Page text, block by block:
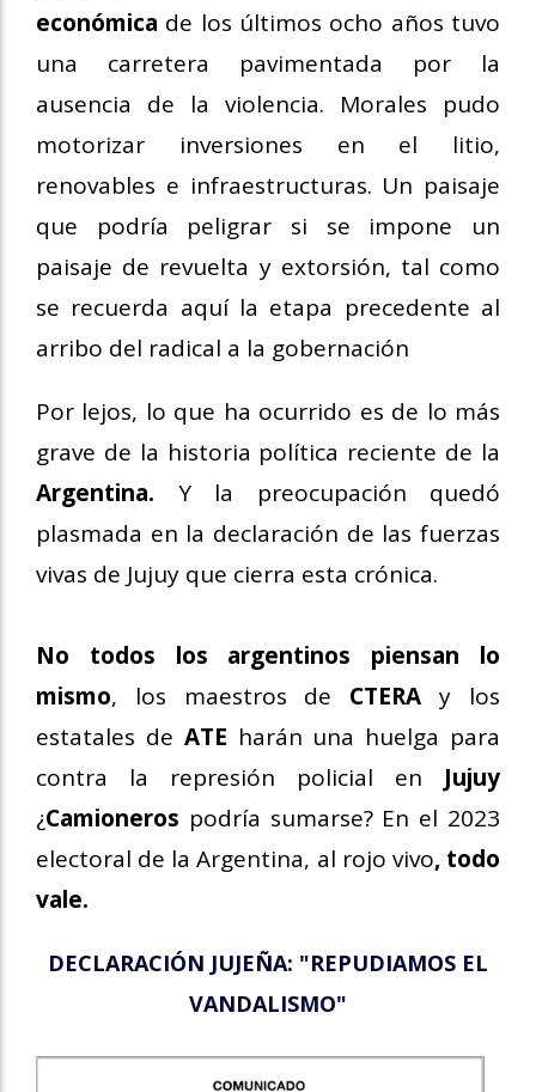
económica de los últimos ocho años tuvo
una carretera pavimentada por la
ausencia de la violencia. Morales pudo
motorizar inversiones en el litio,
renovables e infraestructuras. Un paisaje
que podría peligrar si se impone un
paisaje de revuelta y extorsión, tal como
se recuerda aquí la etapa precedente al
arribo del radical a la gobernación
Por lejos, lo que ha ocurrido es de lo más
grave de la historia política reciente de la
Argentina. Y la preocupación quedó
plasmada en la declaración de las fuerzas
vivas de Jujuy que cierra esta crónica.
No todos los argentinos piensan lo
mismo, los maestros de CTERAy los
estatales de ATE harán una huelga para
contra la represión policial en Jujuy
¿Camioneros podría sumarse? En el 2023
electoral de la Argentina, al rojo vivo, todo
vale.
DECLARACIÓN JUJEÑA: "REPUDIAMOS EL
VANDALISMO"